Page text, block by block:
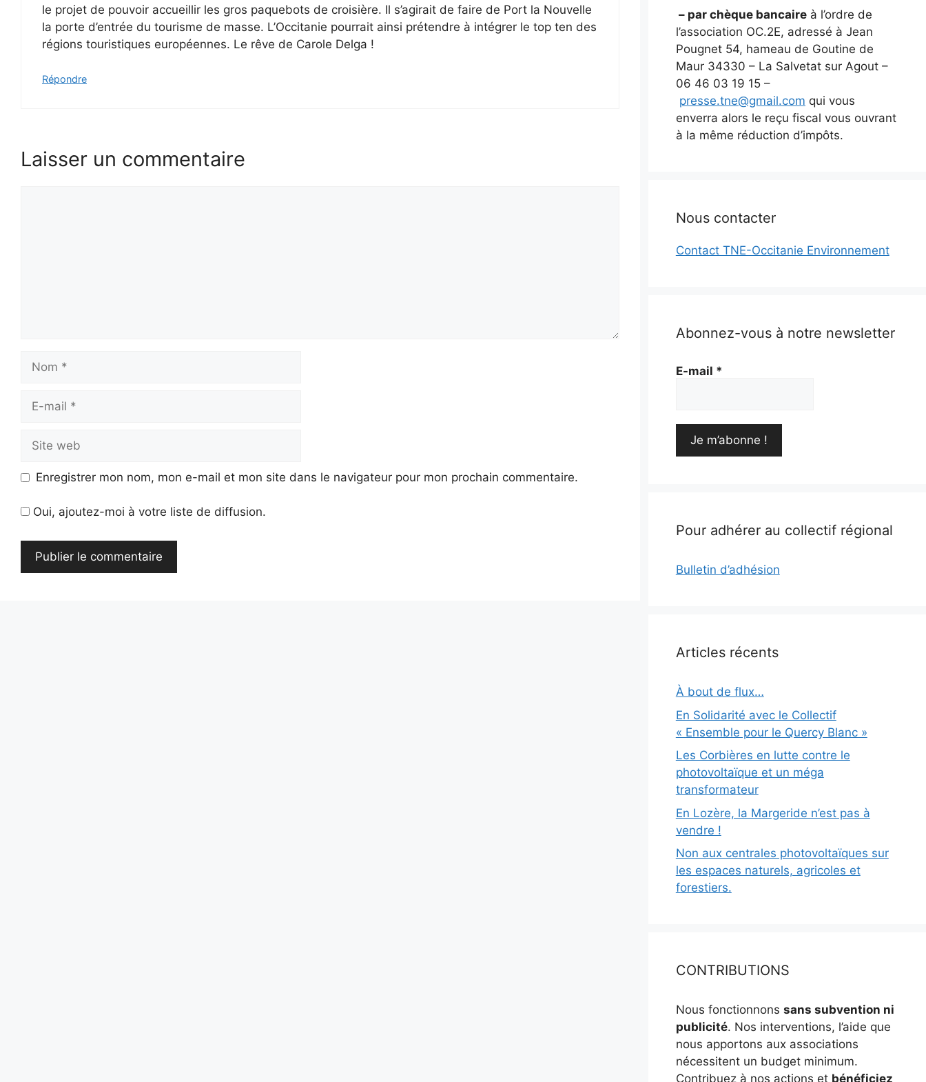
le projet de pouvoir accueillir les gros paquebots de croisière. Il s’agirait de faire de Port la Nouvelle
la porte d’entrée du tourisme de masse. L’Occitanie pourrait ainsi prétendre à intégrer le top ten des
régions touristiques européennes. Le rêve de Carole Delga !
Répondre
Laisser un commentaire
mail
web
Enregistrer mon nom, mon e-mail et mon site dans le navigateur pour mon prochain commentaire.
Oui, ajoutez-moi à votre liste de diffusion.
– par chèque bancaireà l’ordre de
l’association OC.2E, adressé à Jean
Pougnet 54, hameau de Goutine de
Maur 34330 – La Salvetat sur Agout –
06 46 03 19 15 –
presse.tne@gmail.com qui vous
enverra alors le reçu fiscal vous ouvrant
à la même réduction d’impôts.
Nous contacter
Contact TNE-Occitanie Environnement
Abonnez-vous à notre newsletter
E-mail *
Pour adhérer au collectif régional
Bulletin d’adhésion
Articles récents
À bout de flux…
En Solidarité avec le Collectif
« Ensemble pour le Quercy Blanc »
Les Corbières en lutte contre le
photovoltaïque et un méga
transformateur
En Lozère, la Margeride n’est pas à
vendre !
Non aux centrales photovoltaïques sur
les espaces naturels, agricoles et
forestiers.
CONTRIBUTIONS
Nous fonctionnons sans subvention ni
publicité. Nos interventions, l’aide que
nous apportons aux associations
nécessitent un budget minimum.
Contribuez à nos actions et bénéficiez